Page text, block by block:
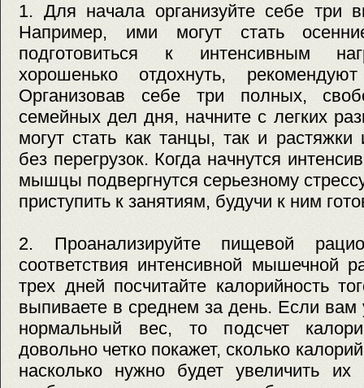
1. Для начала организуйте себе три
Например, ими могут стать
подготовиться к интенсивным
хорошенько отдохнуть,
Организовав себе три полных,
семейных дел дня, начните с легких
могут стать как танцы, так и растяжки
без перегрузок. Когда начнутся
мышцы подвергнутся серьезному
приступить к занятиям, будучи к ним
2. Проанализируйте пищевой
соответствия интенсивной мышечной
трех дней посчитайте калорийность
выпиваете в среднем за день. Если вам
нормальный вес, то подсчет
довольно четко покажет, сколько
насколько нужно будет увеличить их